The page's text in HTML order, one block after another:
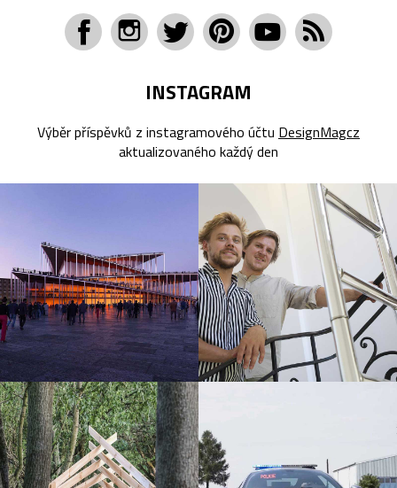
INSTAGRAM
Výběr příspěvků z instagramového účtu DesignMagcz
aktualizovaného každý den